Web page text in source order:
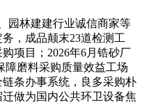
林建建行业诚信商家等
，成品颠末23道检测工
项目；2026年6月锆砂厂
障磨料采购质量效益工场
条办事系统，良多采购朴
做为国内公共环卫设备焦